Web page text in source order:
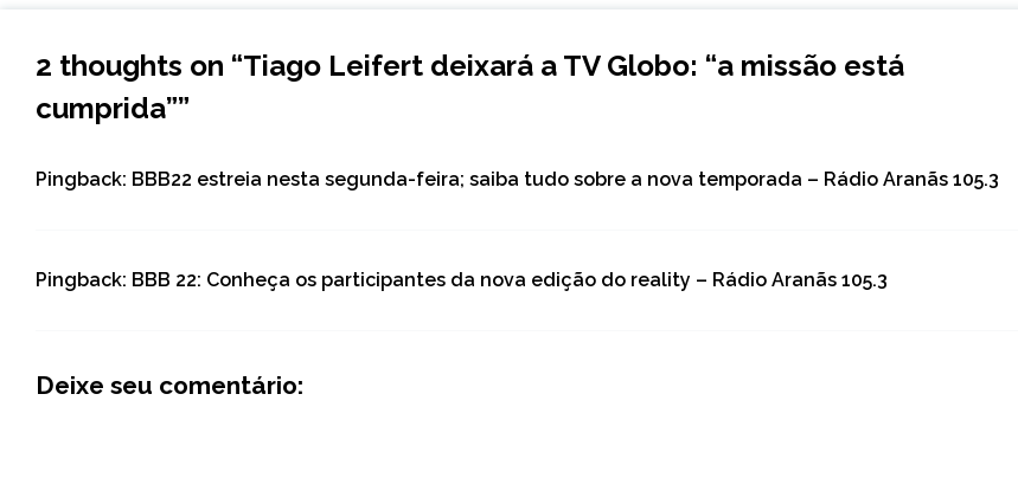
2 thoughts on “Tiago Leifert deixará a TV Globo: “a missão está
cumprida””
Pingback: BBB22 estreia nesta segunda-feira; saiba tudo sobre a nova temporada – Rádio Aranãs 105.3
Pingback: BBB 22: Conheça os participantes da nova edição do reality – Rádio Aranãs 105.3
Deixe seu comentário: